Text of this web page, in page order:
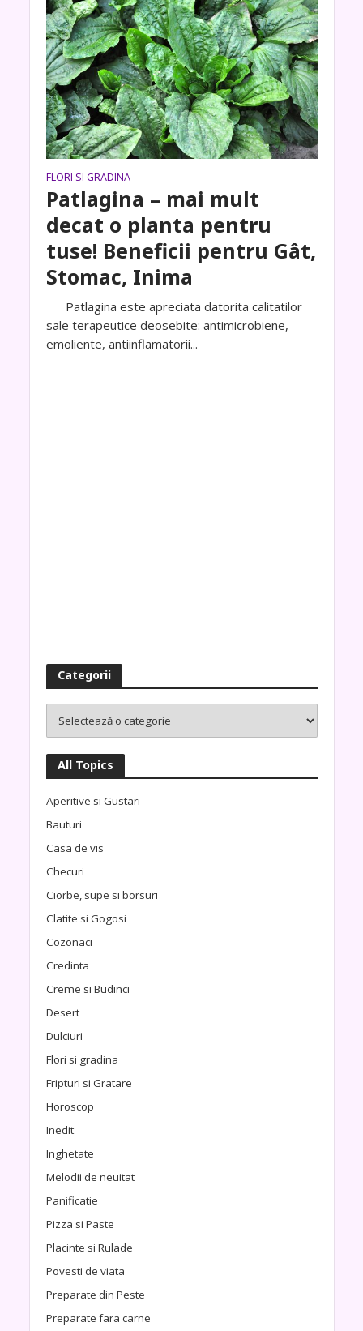
FLORI SI GRADINA
Patlagina – mai mult
decat o planta pentru
tuse! Beneficii pentru Gât,
Stomac, Inima
Patlagina este apreciata datorita calitatilor
sale terapeutice deosebite: antimicrobiene,
emoliente, antiinflamatorii...
Categorii
All Topics
Aperitive si Gustari
Bauturi
Casa de vis
Checuri
Ciorbe, supe si borsuri
Clatite si Gogosi
Cozonaci
Credinta
Creme si Budinci
Desert
Dulciuri
Flori si gradina
Fripturi si Gratare
Horoscop
Inedit
Inghetate
Melodii de neuitat
Panificatie
Pizza si Paste
Placinte si Rulade
Povesti de viata
Preparate din Peste
Preparate fara carne